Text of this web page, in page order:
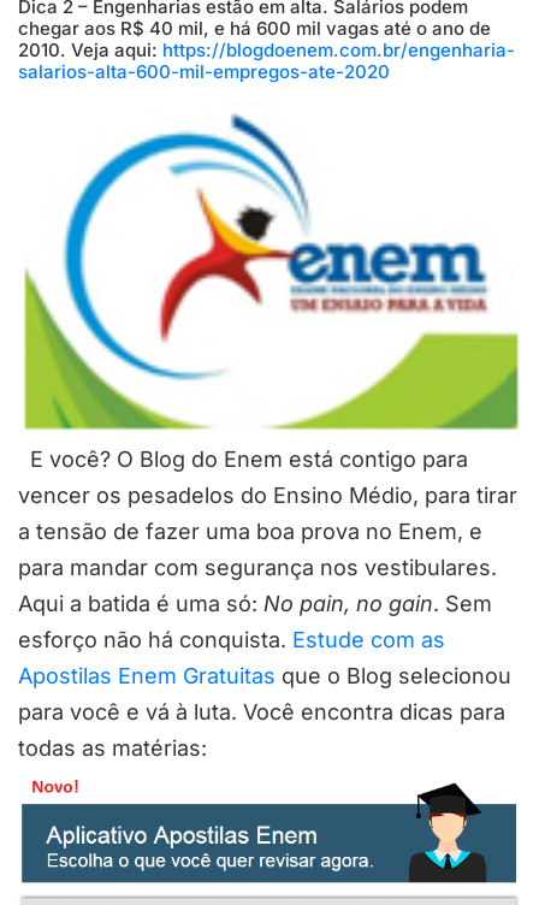
Dica 2 – Engenharias estão em alta. Salários podem
chegar aos R$ 40 mil, e há 600 mil vagas até o ano de
2010. Veja aqui: https://blogdoenem.com.br/engenharia-
salarios-alta-600-mil-empregos-ate-2020
E você? O Blog do Enem está contigo para
vencer os pesadelos do Ensino Médio, para tirar
a tensão de fazer uma boa prova no Enem, e
para mandar com segurança nos vestibulares.
Aqui a batida é uma só: No pain, no gain. Sem
esforço não há conquista. Estude com as
Apostilas Enem Gratuitas que o Blog selecionou
para você e vá à luta. Você encontra dicas para
todas as matérias: